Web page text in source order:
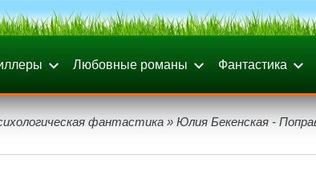
Любовные романы Фантастика
фантастика » Юлия Бекенская -